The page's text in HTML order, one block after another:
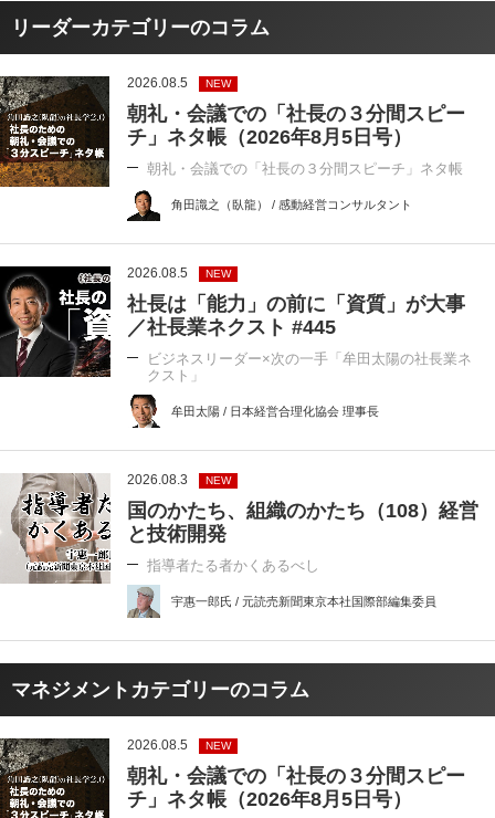
リーダーカテゴリーのコラム
2026.08.5 NEW
朝礼・会議での「社長の３分間スピー
チ」ネタ帳（2026年8月5日号）
朝礼・会議での「社長の３分間スピーチ」ネタ帳
角田識之（臥龍） / 感動経営コンサルタント
2026.08.5 NEW
社長は「能力」の前に「資質」が大事
／社長業ネクスト #445
ビジネスリーダー×次の一手「牟田太陽の社長業ネ
クスト」
牟田太陽 / 日本経営合理化協会 理事長
2026.08.3 NEW
国のかたち、組織のかたち（108）経営
と技術開発
指導者たる者かくあるべし
宇惠一郎氏 / 元読売新聞東京本社国際部編集委員
マネジメントカテゴリーのコラム
2026.08.5 NEW
朝礼・会議での「社長の３分間スピー
チ」ネタ帳（2026年8月5日号）